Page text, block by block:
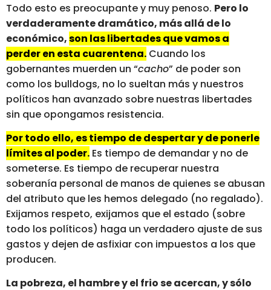
Todo esto es preocupante y muy penoso. Pero lo
verdaderamente dramático, más allá de lo
económico,son las libertades que vamos a
perder en esta cuarentena. Cuando los
gobernantes muerden un “cacho” de poder son
como los bulldogs, no lo sueltan más y nuestros
políticos han avanzado sobre nuestras libertades
sin que opongamos resistencia.
Por todo ello, es tiempo de despertar y de ponerle
límites al poder. Es tiempo de demandar y no de
someterse. Es tiempo de recuperar nuestra
soberanía personal de manos de quienes se abusan
del atributo que les hemos delegado (no regalado).
Exijamos respeto, exijamos que el estado (sobre
todo los políticos) haga un verdadero ajuste de sus
gastos y dejen de asfixiar con impuestos a los que
producen.
La pobreza, el hambre y el frio se acercan, y sólo